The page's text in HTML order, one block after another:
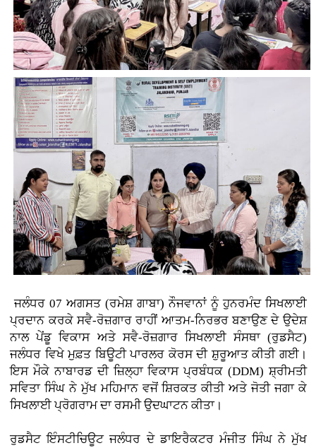
ਜਲੰਧਰ 07 ਅਗਸਤ (ਰਮੇਸ਼ ਗਾਬਾ)ਨੌਜਵਾਨਾਂ ਨੂੰ ਹੁਨਰਮੰਦ ਸਿਖਲਾਈ
ਪ੍ਰਦਾਨ ਕਰਕੇ ਸਵੈ-ਰੋਜ਼ਗਾਰ ਰਾਹੀਂ ਆਤਮ-ਨਿਰਭਰ ਬਣਾਉਣ ਦੇ ਉਦੇਸ਼
ਨਾਲ ਪੇਂਡੂ ਵਿਕਾਸ ਅਤੇ ਸਵੈ-ਰੋਜ਼ਗਾਰ ਸਿਖਲਾਈ ਸੰਸਥਾ (ਰੁਡਸੈਟ)
ਜਲੰਧਰ ਵਿਖੇ ਮੁਫ਼ਤ ਬਿਊਟੀ ਪਾਰਲਰ ਕੋਰਸ ਦੀ ਸ਼ੁਰੂਆਤ ਕੀਤੀ ਗਈ।
ਇਸ ਮੌਕੇ ਨਾਬਾਰਡ ਦੀ ਜ਼ਿਲ੍ਹਾ ਵਿਕਾਸ ਪ੍ਰਬੰਧਕ (DDM) ਸ਼੍ਰੀਮਤੀ
ਸਵਿਤਾ ਸਿੰਘ ਨੇ ਮੁੱਖ ਮਹਿਮਾਨ ਵਜੋਂ ਸ਼ਿਰਕਤ ਕੀਤੀ ਅਤੇ ਜੋਤੀ ਜਗਾ ਕੇ
ਸਿਖਲਾਈ ਪ੍ਰੋਗਰਾਮ ਦਾ ਰਸਮੀ ਉਦਘਾਟਨ ਕੀਤਾ।
ਰੁਡਸੈਟ ਇੰਸਟੀਚਿਊਟ ਜਲੰਧਰ ਦੇ ਡਾਇਰੈਕਟਰ ਮੰਜੀਤ ਸਿੰਘ ਨੇ ਮੁੱਖ